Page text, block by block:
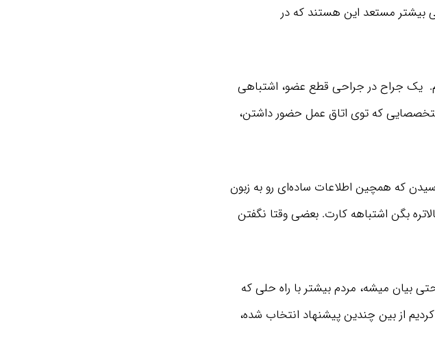
بیشتر مستعد این هستند که در
یک جراح در جراحی قطع عضو، اشتباهی
متخصصایی که توی اتاق عمل حضور داشتن،
که همچین اطلاعات ساده‌ای رو به زبون
بگن اشتباهه کارت. بعضی وقتا نگفتن
بیان میشه، مردم بیشتر با راه حلی که
از بین چندین پیشنهاد انتخاب شده،